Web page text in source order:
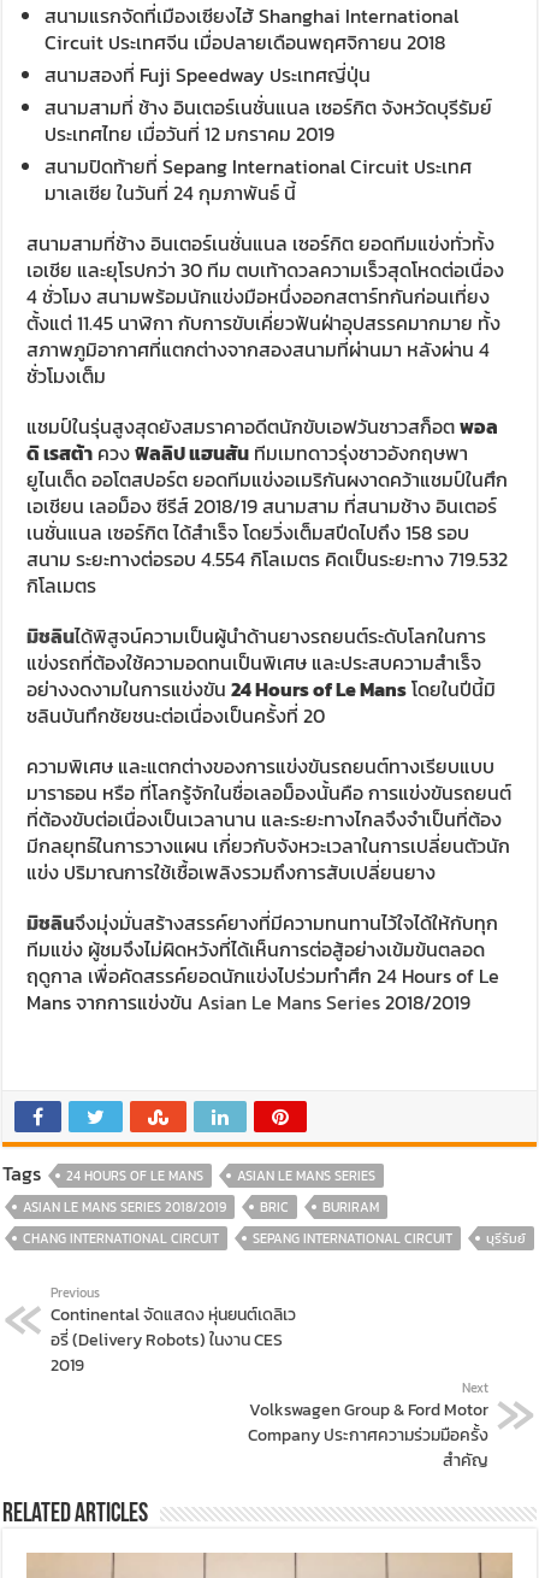
สนามแรกจัดที่เมืองเซียงไฮ้ Shanghai International
Circuit ประเทศจีน เมื่อปลายเดือนพฤศจิกายน 2018
สนามสองที่ Fuji Speedway ประเทศญี่ปุ่น
สนามสามที่ ช้าง อินเตอร์เนชั่นแนล เซอร์กิต จังหวัดบุรีรัมย์
ประเทศไทย เมื่อวันที่ 12 มกราคม 2019
สนามปิดท้ายที่ Sepang International Circuit ประเทศ
มาเลเซีย ในวันที่ 24 กุมภาพันธ์ นี้
สนามสามที่ช้าง อินเตอร์เนชั่นแนล เซอร์กิต ยอดทีมแข่งทั่วทั้ง
เอเชีย และยุโรปกว่า 30 ทีม ตบเท้าดวลความเร็วสุดโหดต่อเนื่อง
4 ชั่วโมง สนามพร้อมนักแข่งมือหนึ่งออกสตาร์ทกันก่อนเที่ยง
ตั้งแต่ 11.45 นาฬิกา กับการขับเคี่ยวฟันฝ่าอุปสรรคมากมาย ทั้ง
สภาพภูมิอากาศที่แตกต่างจากสองสนามที่ผ่านมา หลังผ่าน 4
ชั่วโมงเต็ม
แชมป์ในรุ่นสูงสุดยังสมราคาอดีตนักขับเอฟวันชาวสก็อตพอล
ดิ เรสต้า ควงฟิลลิป แฮนสัน ทีมเมทดาวรุ่งชาวอังกฤษพา
ยูไนเต็ด ออโตสปอร์ต ยอดทีมแข่งอเมริกันผงาดคว้าแชมป์ในศึก
เอเชียน เลอม็อง ซีรีส์ 2018/19 สนามสาม ที่สนามช้าง อินเตอร์
เนชั่นแนล เซอร์กิต ได้สำเร็จ โดยวิ่งเต็มสปีดไปถึง 158 รอบ
สนาม ระยะทางต่อรอบ 4.554 กิโลเมตร คิดเป็นระยะทาง 719.532
กิโลเมตร
มิชลินได้พิสูจน์ความเป็นผู้นำด้านยางรถยนต์ระดับโลกในการ
แข่งรถที่ต้องใช้ความอดทนเป็นพิเศษ และประสบความสำเร็จ
อย่างงดงามในการแข่งขัน24 Hours of Le Mansโดยในปีนี้มิ
ชลินบันทึกชัยชนะต่อเนื่องเป็นครั้งที่ 20
ความพิเศษ และแตกต่างของการแข่งขันรถยนต์ทางเรียบแบบ
มาราธอน หรือ ที่โลกรู้จักในชื่อเลอม็องนั้นคือ การแข่งขันรถยนต์
ที่ต้องขับต่อเนื่องเป็นเวลานาน และระยะทางไกลจึงจำเป็นที่ต้อง
มีกลยุทธ์ในการวางแผน เกี่ยวกับจังหวะเวลาในการเปลี่ยนตัวนัก
แข่ง ปริมาณการใช้เชื้อเพลิงรวมถึงการสับเปลี่ยนยาง
มิชลินจึงมุ่งมั่นสร้างสรรค์ยางที่มีความทนทานไว้ใจได้ให้กับทุก
ทีมแข่ง ผู้ชมจึงไม่ผิดหวังที่ได้เห็นการต่อสู้อย่างเข้มข้นตลอด
ฤดูกาล เพื่อคัดสรรค์ยอดนักแข่งไปร่วมทำศึก 24 Hours of Le
Mans จากการแข่งขัน Asian Le Mans Series2018/2019
Tags 24 HOURS OF LE MANS
ASIAN LE MANS SERIES
ASIAN LE MANS SERIES 2018/2019
BRIC
BURIRAM
CHANG INTERNATIONAL CIRCUIT
SEPANG INTERNATIONAL CIRCUIT บุรีรัมย์
Previous
Continental จัดแสดง หุ่นยนต์เดลิเว
อรี่ (Delivery Robots) ในงาน CES
2019
Next
Volkswagen Group & Ford Motor
Company ประกาศความร่วมมือครั้ง
สำคัญ
Related Articles